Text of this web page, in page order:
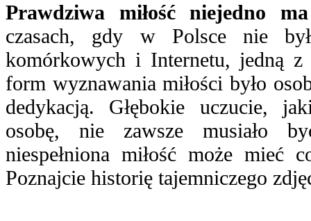
Prawdziwa miłość niejedno
czasach, gdy w Polsce nie
komórkowych i Internetu, jedną z
form wyznawania miłości było
dedykacją. Głębokie uczucie,
osobę, nie zawsze musiało
niespełniona miłość może mieć
Poznajcie historię tajemniczego